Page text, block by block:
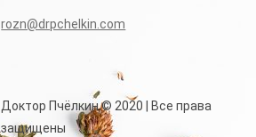
rozn@drpchelkin.com
Доктор Пчёлкин © 2020 | Все права
защищены